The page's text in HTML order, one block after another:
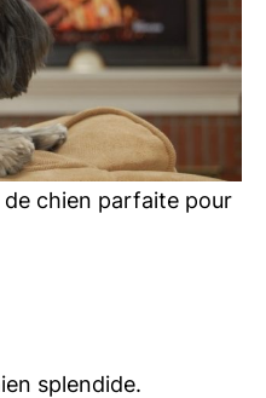
de chien parfaite pour
splendide.